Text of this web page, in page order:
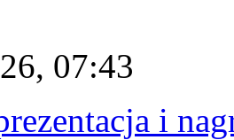
07:43
i